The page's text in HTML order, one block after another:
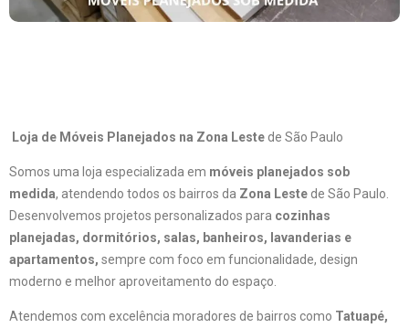
Loja de Móveis Planejados na Zona Leste de São Paulo
Somos uma loja especializada em móveis planejados sob
medida, atendendo todos os bairros da Zona Leste de São Paulo.
Desenvolvemos projetos personalizados para cozinhas
planejadas, dormitórios, salas, banheiros, lavanderias e
apartamentos, sempre com foco em funcionalidade, design
moderno e melhor aproveitamento do espaço.
Atendemos com excelência moradores de bairros como Tatuapé,